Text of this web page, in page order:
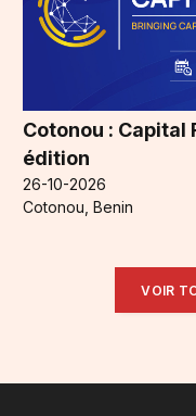
Cotonou : Capital
édition
26-10-2026
Cotonou, Benin
VOIR